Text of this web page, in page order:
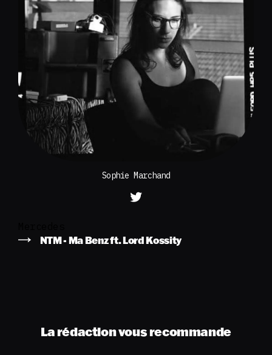
Sophie Marchand
NTM - Ma Benz ft. Lord Kossity
La rédaction vous recommande